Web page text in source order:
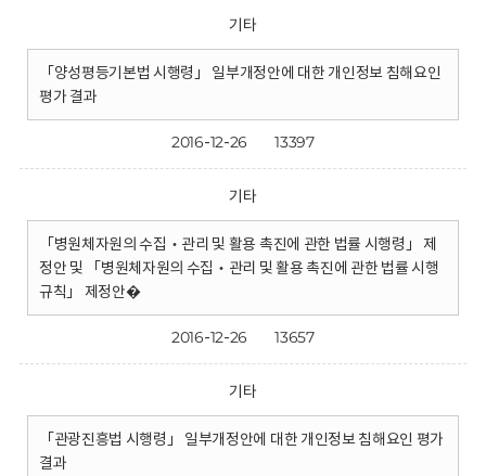
기타
「양성평등기본법 시행령」 일부개정안에 대한 개인정보 침해요인
평가 결과
2016-12-26 13397
기타
「병원체자원의 수집‧관리 및 활용 촉진에 관한 법률 시행령」 제
정안 및 「병원체자원의 수집‧관리 및 활용 촉진에 관한 법률 시행
규칙」 제정안�
2016-12-26 13657
기타
「관광진흥법 시행령」 일부개정안에 대한 개인정보 침해요인 평가
결과